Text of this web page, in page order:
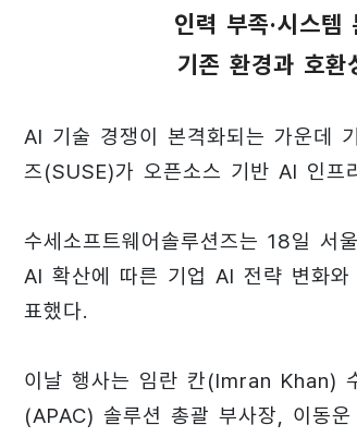
인력 부족·시스
기존 환경과 호환
AI 기술 경쟁이 본격화되는 가운데
즈(SUSE)가 오픈소스 기반 AI 인프
수세소프트웨어솔루션즈는 18일 서
AI 확산에 따른 기업 AI 전략 변화와
표했다.
이날 행사는 임란 칸(Imran Khan)
(APAC) 솔루션 총괄 부사장, 이동